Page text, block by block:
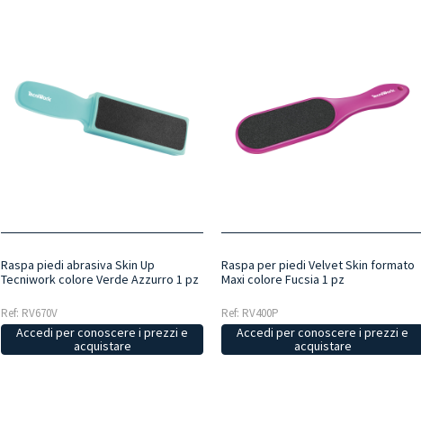
Raspa piedi abrasiva Skin Up
Tecniwork colore Verde Azzurro 1 pz
Ref: RV670V
Accedi per conoscere i prezzi e
acquistare
Raspa per piedi Velvet Skin formato
Maxi colore Fucsia 1 pz
Ref: RV400P
Accedi per conoscere i prezzi e
acquistare